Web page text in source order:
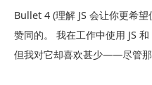
Bullet 4 (理解 JS 会让你更希
赞同的。 我在工作中使用 JS
但我对它却喜欢甚少——尽管那